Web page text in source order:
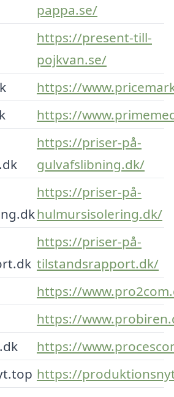
pappa.se/
https://present-till-
pojkvan.se/
https://
https://
https://priser-på-
gulvafslibning.dk/
https://priser-på-
hulmursisolering.dk/
https://priser-på-
tilstandsrapport.dk/
https://
https://
https://
https://